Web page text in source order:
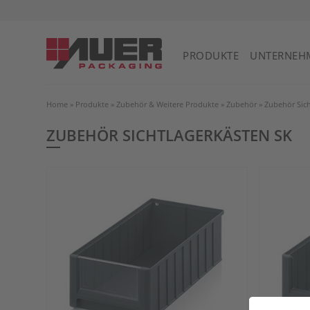
PRODUKTE
Home » Produkte » Zubehör & Weitere Produkte » Zubehör » Zubehör
ZUBEHÖR SICHTLAGERKÄSTEN SK